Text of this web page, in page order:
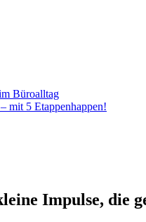
Büroalltag
mit 5 Etappenhappen!
Impulse, die